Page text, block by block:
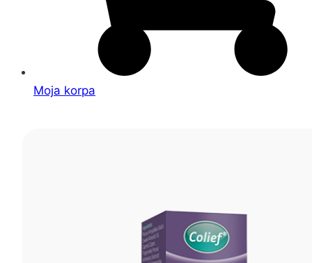
Moja korpa